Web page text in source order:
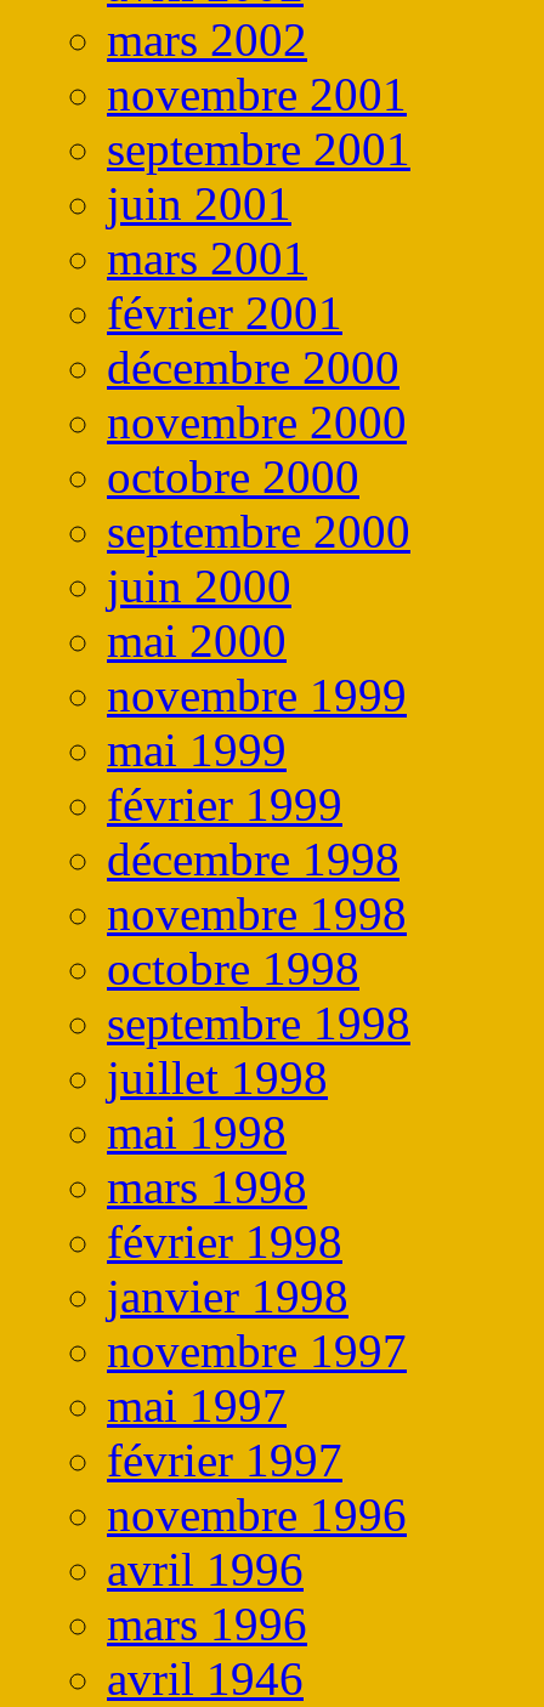
mars 2002
novembre 2001
septembre 2001
juin 2001
mars 2001
février 2001
décembre 2000
novembre 2000
octobre 2000
septembre 2000
juin 2000
mai 2000
novembre 1999
mai 1999
février 1999
décembre 1998
novembre 1998
octobre 1998
septembre 1998
juillet 1998
mai 1998
mars 1998
février 1998
janvier 1998
novembre 1997
mai 1997
février 1997
novembre 1996
avril 1996
mars 1996
avril 1946